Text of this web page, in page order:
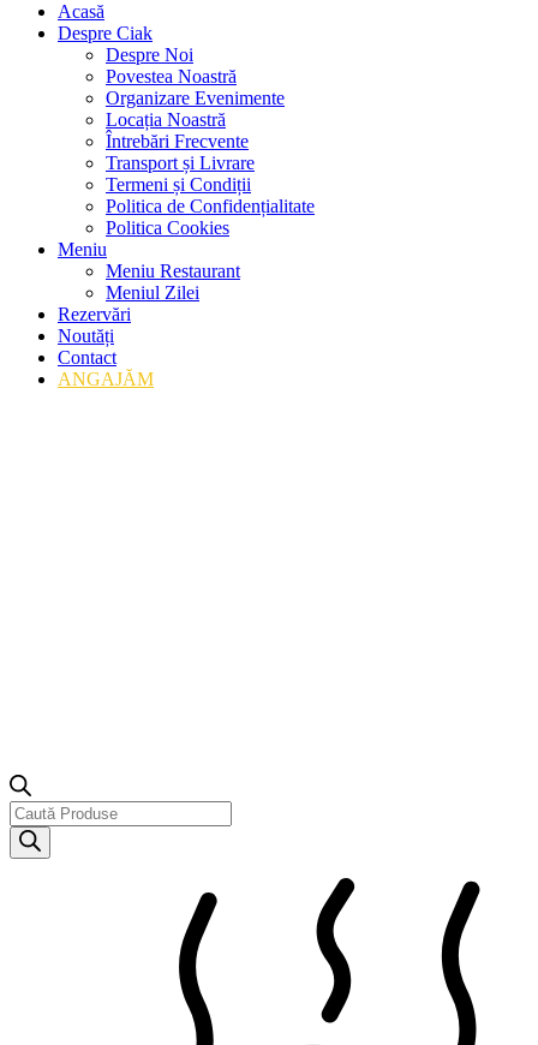
Acasă
Despre Ciak
Despre Noi
Povestea Noastră
Organizare Evenimente
Locația Noastră
Întrebări Frecvente
Transport și Livrare
Termeni și Condiții
Politica de Confidențialitate
Politica Cookies
Meniu
Meniu Restaurant
Meniul Zilei
Rezervări
Noutăți
Contact
ANGAJĂM
Products
search